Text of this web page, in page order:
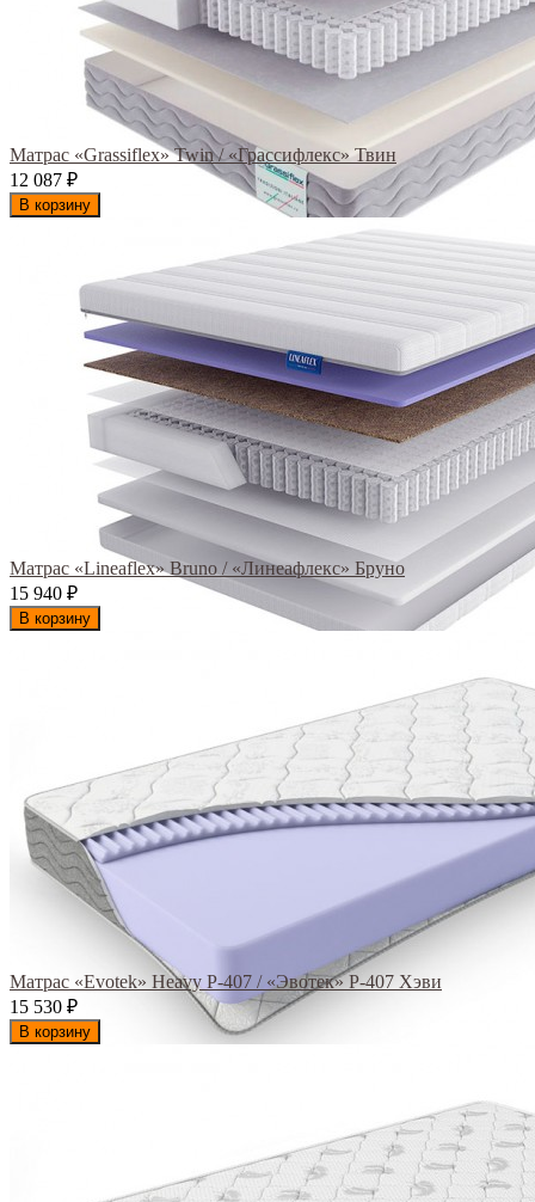
Матрас «Grassiflex» Twin / «Грассифлекс» Твин
12 087 ₽
В корзину
Матрас «Lineaflex» Bruno / «Линеафлекс» Бруно
15 940 ₽
В корзину
Матрас «Evotek» Heavy Р-407 / «Эвотек» Р-407 Хэви
15 530 ₽
В корзину